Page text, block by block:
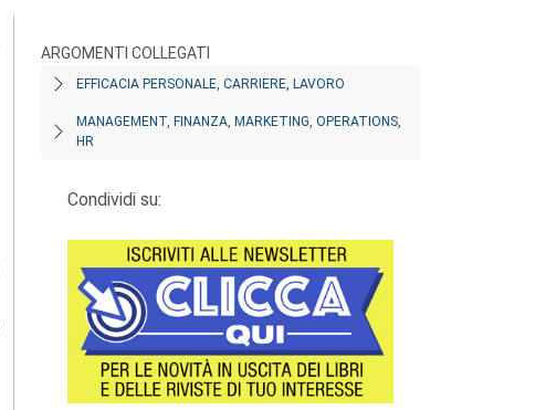
ARGOMENTI COLLEGATI
EFFICACIA PERSONALE, CARRIERE, LAVORO
MANAGEMENT, FINANZA, MARKETING, OPERATIONS,
HR
Condividi su: